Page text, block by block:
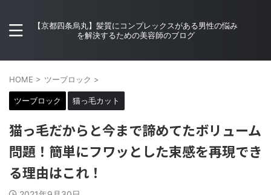
【京都四条烏丸】髪質にコンプレックスがある男性の悩み
を解決するための美容師のブログ
HOME > ツーブロック >
ツーブロック 猫っ毛カット
猫っ毛だからと今まで諦めてたボリューム
問題！簡単にフワッとした束感を再現でき
る理由はこれ！